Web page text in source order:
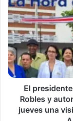
presidente
de
la
República,
Rodrigo
Chaves
Robles
y
autoridades
El
Robles y
jueves una